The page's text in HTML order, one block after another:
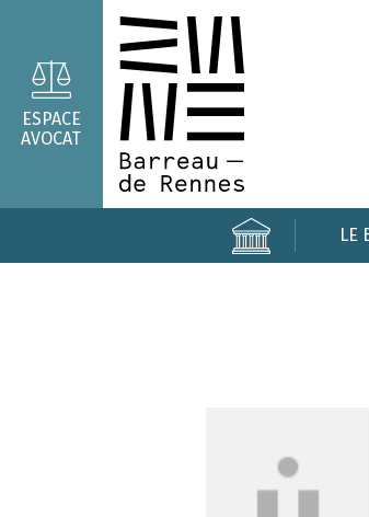
ESPACE
AVOCAT
LE